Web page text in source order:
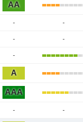
AA
- -
- -
-
A
AAA
- -